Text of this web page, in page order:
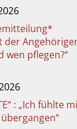
der
wen pflegen?“
: „Ich fühlte